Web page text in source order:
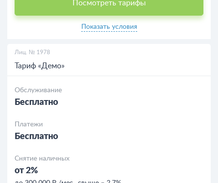
Посмотреть тарифы
Показать условия
Лиц. № 1978
Тариф «Демо»
Обслуживание
Бесплатно
Платежи
Бесплатно
Снятие наличных
от 2%